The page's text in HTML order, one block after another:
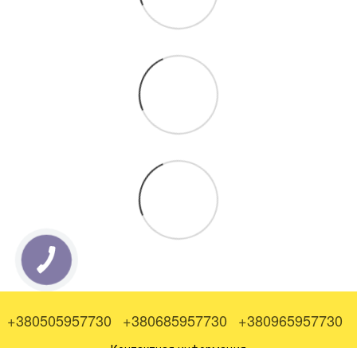
+380505957730 +380685957730 +380965957730